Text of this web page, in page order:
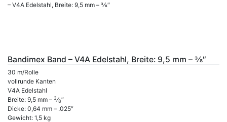
– V4A Edelstahl, Breite: 9,5 mm – 3⁄8″
Bandimex Band – V4A Edelstahl, Breite: 9,5 mm – 3⁄8″
30 m/Rolle
vollrunde Kanten
V4A Edelstahl
Breite: 9,5 mm – 3⁄8″
Dicke: 0,64 mm – .025″
Gewicht: 1,5 kg